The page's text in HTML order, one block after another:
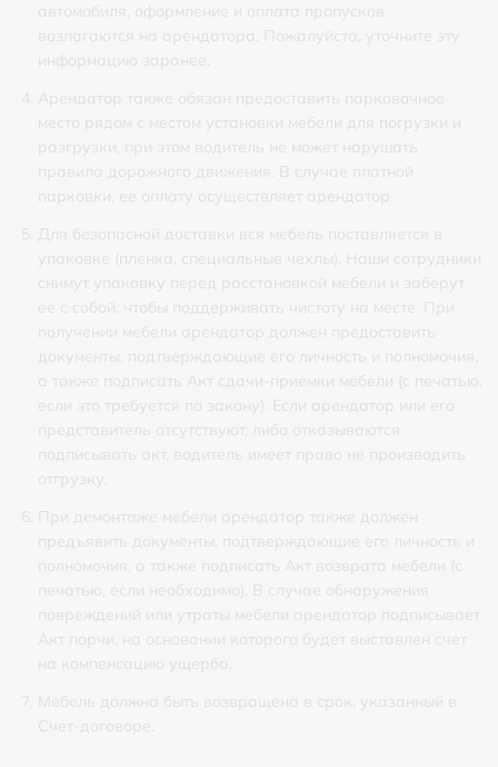
автомобиля, оформление и оплата пропусков
возлагаются на арендатора. Пожалуйста, уточните эту
информацию заранее.
Арендатор также обязан предоставить парковочное
место рядом с местом установки мебели для погрузки и
разгрузки, при этом водитель не может нарушать
правила дорожного движения. В случае платной
парковки, ее оплату осуществляет арендатор.
Для безопасной доставки вся мебель поставляется в
упаковке (пленка, специальные чехлы). Наши сотрудники
снимут упаковку перед расстановкой мебели и заберут
ее с собой, чтобы поддерживать чистоту на месте. При
получении мебели арендатор должен предоставить
документы, подтверждающие его личность и полномочия,
а также подписать Акт сдачи-приемки мебели (с печатью,
если это требуется по закону). Если арендатор или его
представитель отсутствуют, либо отказываются
подписывать акт, водитель имеет право не производить
отгрузку.
При демонтаже мебели арендатор также должен
предъявить документы, подтверждающие его личность и
полномочия, а также подписать Акт возврата мебели (с
печатью, если необходимо). В случае обнаружения
повреждений или утраты мебели арендатор подписывает
Акт порчи, на основании которого будет выставлен счет
на компенсацию ущерба.
Мебель должна быть возвращена в срок, указанный в
Счет-договоре.